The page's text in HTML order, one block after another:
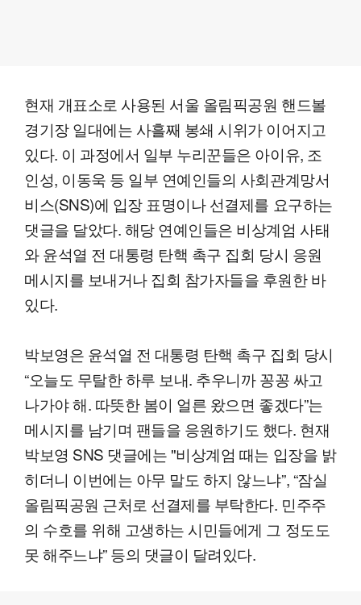
현재 개표소로 사용된 서울 올림픽공원 핸드볼
경기장 일대에는 사흘째 봉쇄 시위가 이어지고
있다. 이 과정에서 일부 누리꾼들은 아이유, 조
인성, 이동욱 등 일부 연예인들의 사회관계망서
비스(SNS)에 입장 표명이나 선결제를 요구하는
댓글을 달았다. 해당 연예인들은 비상계엄 사태
와 윤석열 전 대통령 탄핵 촉구 집회 당시 응원
메시지를 보내거나 집회 참가자들을 후원한 바
있다.
박보영은 윤석열 전 대통령 탄핵 촉구 집회 당시
“오늘도 무탈한 하루 보내. 추우니까 꽁꽁 싸고
나가야 해. 따뜻한 봄이 얼른 왔으면 좋겠다”는
메시지를 남기며 팬들을 응원하기도 했다. 현재
박보영 SNS 댓글에는 "비상계엄 때는 입장을 밝
히더니 이번에는 아무 말도 하지 않느냐”, “잠실
올림픽공원 근처로 선결제를 부탁한다. 민주주
의 수호를 위해 고생하는 시민들에게 그 정도도
못 해주느냐” 등의 댓글이 달려있다.